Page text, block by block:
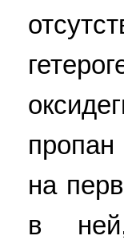
пропан
на
в